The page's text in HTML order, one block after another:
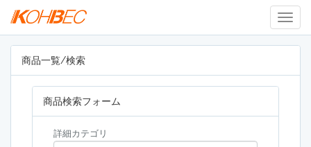
商品一覧/検索
商品検索フォーム
詳細カテゴリ